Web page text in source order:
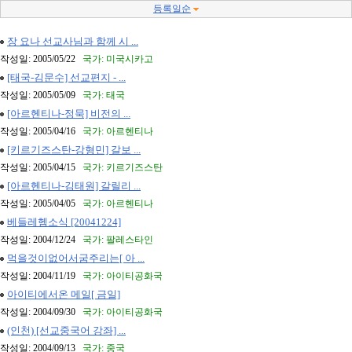
등록일순
장 요나 선교사님과 함께 시 ...
작성일: 2005/05/22 국가: 미국시카고
[태국-김문수] 선교편지 - ...
작성일: 2005/05/09 국가: 태국
[아르헨티나-정묵] 비전의 ...
작성일: 2005/04/16 국가: 아르헨티나
[키르기즈스탄-강형민] 갈보 ...
작성일: 2005/04/15 국가: 키르기즈스탄
[아르헨티나-김태원] 갈릴리 ...
작성일: 2005/04/05 국가: 아르헨티나
베들레헴소식 [20041224]
작성일: 2004/12/24 국가: 팔레스타인
먹을것이없어서굼주리는[ 아 ...
작성일: 2004/11/19 국가: 아이티공화국
아이티에서온 메일[ 금일]
작성일: 2004/09/30 국가: 아이티공화국
(인천) [선교중국어 강좌] ...
작성일: 2004/09/13 국가: 중국